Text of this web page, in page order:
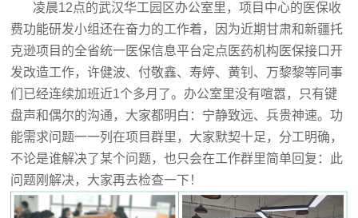
凌晨12点的武汉华工园区办公室里，项目中心的医保收
费功能研发小组还在奋力的工作着，因为近期甘肃和新疆托
克逊项目的全省统一医保信息平台定点医药机构医保接口开
发改造工作，许健波、付敬鑫、寿婷、黄钊、万黎黎等同事
们已经连续加班近1个多月了。办公室里没有喧嚣，只有键
盘声和偶尔的沟通，大家都明白：宁静致远、兵贵神速。功
能需求问题一一列在项目群里，大家默契十足，分工明确，
不论是谁解决了某个问题，也只会在工作群里简单回复：此
问题刚解决，大家再去检查一下！